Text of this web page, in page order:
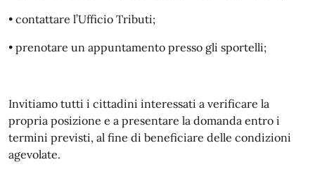
• contattare l’Ufficio Tributi;
• prenotare un appuntamento presso gli sportelli;
Invitiamo tutti i cittadini interessati a verificare la
propria posizione e a presentare la domanda entro i
termini previsti, al fine di beneficiare delle condizioni
agevolate.